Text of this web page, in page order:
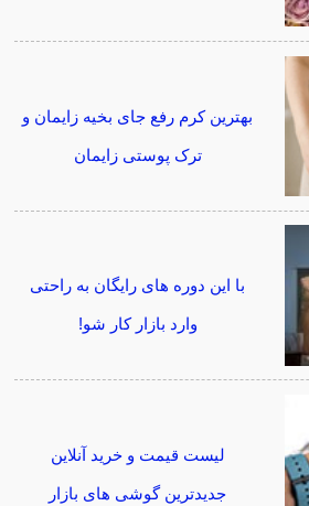
بهترین کرم رفع جای بخیه زایمان و
ترک پوستی زایمان
با این دوره های رایگان به راحتی
وارد بازار کار شو!
لیست قیمت و خرید آنلاین
جدیدترین گوشی های بازار